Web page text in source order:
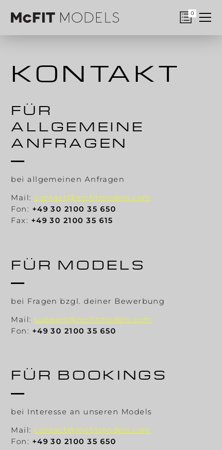
0
KONTAKT
FÜR
ALLGEMEINE
ANFRAGEN
bei allgemeinen Anfragen
Mail:contact@mcfitmodels.com
Fon: +49 30 2100 35 650
Fax: +49 30 2100 35 615
FÜR MODELS
bei Fragen bzgl. deiner Bewerbung
Mail:support@mcfitmodels.com
Fon: +49 30 2100 35 650
FÜR BOOKINGS
bei Interesse an unseren Models
Mail:contact@mcfitmodels.com
Fon: +49 30 2100 35 650